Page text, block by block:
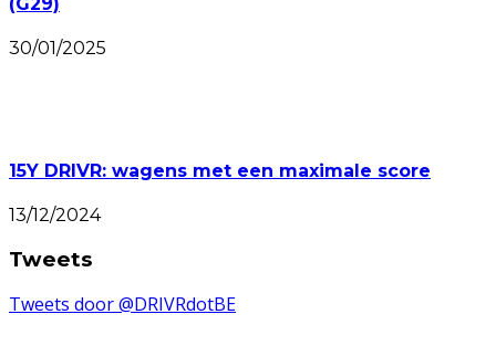
30/01/2025
15Y DRIVR: wagens met een maximale score
13/12/2024
Tweets
Tweets door @DRIVRdotBE